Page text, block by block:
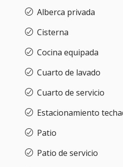
Alberca privada
Cisterna
Cocina equipada
Cuarto de lavado
Cuarto de servicio
Estacionamiento
Patio
Patio de servicio